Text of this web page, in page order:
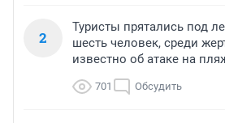
2
Туристы прятались под
шесть человек, среди
известно об атаке на
701 Обсудить